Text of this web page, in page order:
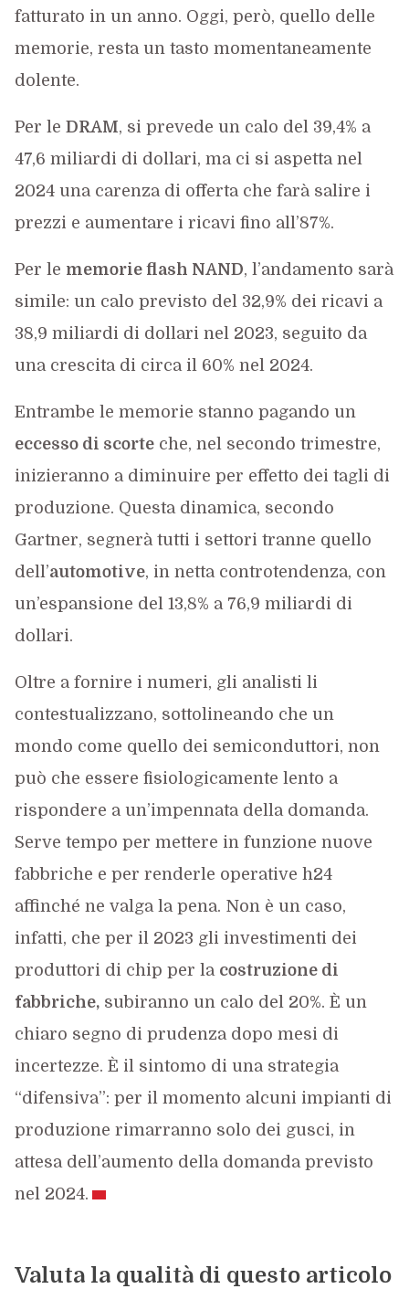
fatturato in un anno. Oggi, però, quello delle
memorie, resta un tasto momentaneamente
dolente.
Per le DRAM, si prevede un calo del 39,4% a
47,6 miliardi di dollari, ma ci si aspetta nel
2024 una carenza di offerta che farà salire i
prezzi e aumentare i ricavi fino all’87%.
Per le memorie flash NAND, l’andamento sarà
simile: un calo previsto del 32,9% dei ricavi a
38,9 miliardi di dollari nel 2023, seguito da
una crescita di circa il 60% nel 2024.
Entrambe le memorie stanno pagando un
eccesso di scorteche, nel secondo trimestre,
inizieranno a diminuire per effetto dei tagli di
produzione. Questa dinamica, secondo
Gartner, segnerà tutti i settori tranne quello
dell’automotive, in netta controtendenza, con
un’espansione del 13,8% a 76,9 miliardi di
dollari.
Oltre a fornire i numeri, gli analisti li
contestualizzano, sottolineando che un
mondo come quello dei semiconduttori, non
può che essere fisiologicamente lento a
rispondere a un’impennata della domanda.
Serve tempo per mettere in funzione nuove
fabbriche e per renderle operative h24
affinché ne valga la pena. Non è un caso,
infatti, che per il 2023 gli investimenti dei
produttori di chip per la costruzione di
fabbriche,subiranno un calo del 20%. È un
chiaro segno di prudenza dopo mesi di
incertezze. È il sintomo di una strategia
“difensiva”: per il momento alcuni impianti di
produzione rimarranno solo dei gusci, in
attesa dell’aumento della domanda previsto
nel 2024.
Valuta la qualità di questo articolo